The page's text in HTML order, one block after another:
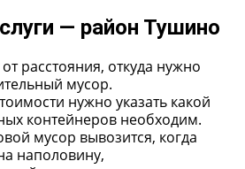
— район Тушино
расстояния, откуда нужно
мусор.
нужно указать какой
контейнеров необходим.
мусор вывозится, когда
наполовину,